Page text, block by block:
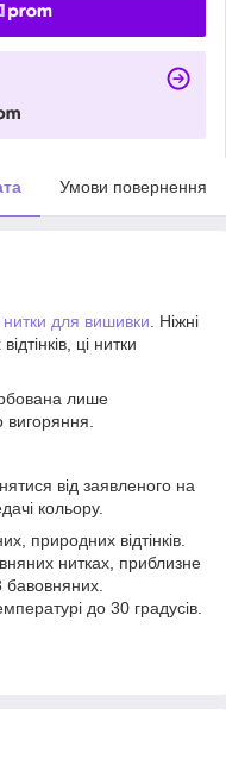
Умови повернення
нитки для вишивки. Ніжні
ці нитки
лише
вигоряння.
від заявленого на
кольору.
природних відтінків.
нитках, приблизне
бавовняних.
до 30 градусів.